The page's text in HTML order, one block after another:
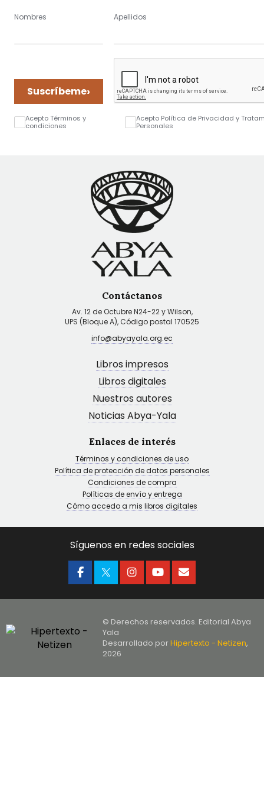
Nombres Apellidos
Suscríbeme›
Acepto Términos y
condiciones
Acepto Política de Privacidad y
Personales
Contáctanos
Av. 12 de Octubre N24-22 y Wilson,
UPS (Bloque A), Código postal 170525
info@abyayala.org.ec
Libros impresos
Libros digitales
Nuestros autores
Noticias Abya-Yala
Enlaces de interés
Términos y condiciones de uso
Política de protección de datos personales
Condiciones de compra
Políticas de envío y entrega
Cómo accedo a mis libros digitales
Síguenos en redes sociales
© Derechos reservados. Editorial Abya
Yala
Desarrollado porHipertexto - Netizen,
2026